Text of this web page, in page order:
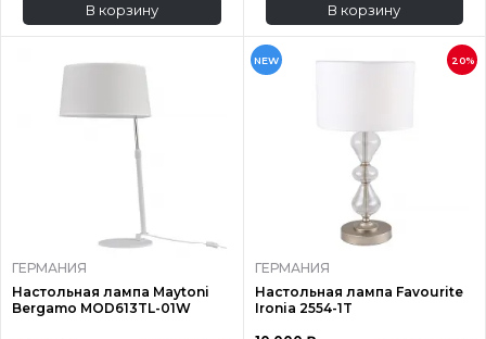
В корзину В корзину
ГЕРМАНИЯ
Настольная лампа Maytoni
Bergamo MOD613TL-01W
NEW 20%
ГЕРМАНИЯ
Настольная лампа Favourite
Ironia 2554-1T